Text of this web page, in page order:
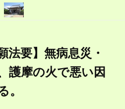
法要】無病息災・
護摩の火で悪い因